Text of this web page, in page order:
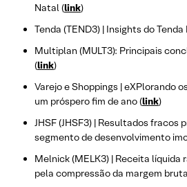
Natal (link)
Tenda (TEND3) | Insights do Tenda
Multiplan (MULT3): Principais
(link)
Varejo e Shoppings | eXPlorando
um próspero fim de ano (link)
JHSF (JHSF3) | Resultados fracos
segmento de desenvolvimento
Melnick (MELK3) | Receita líquida
pela compressão da margem